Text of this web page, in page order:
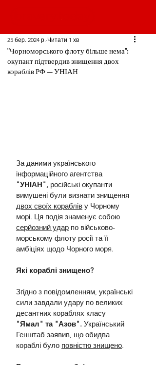
"Чорноморського флоту більше нема":
окупант підтвердив знищення двох
кораблів РФ — УНІАН
25 бер. 2024 р. Читати 1 хв
За даними українського
інформаційного агентства
"УНІАН", російські окупанти
вимушені були визнати знищення
двох своїх кораблів у Чорному
морі. Ця подія знаменує собою
серйозний удар по військово-
морському флоту росії та її
амбіціях щодо Чорного моря.
Які кораблі знищено?
Згідно з повідомленням, українські
сили завдали удару по великих
десантних кораблях класу
"Ямал" та "Азов". Український
Генштаб заявив, що обидва
кораблі було повністю знищено.